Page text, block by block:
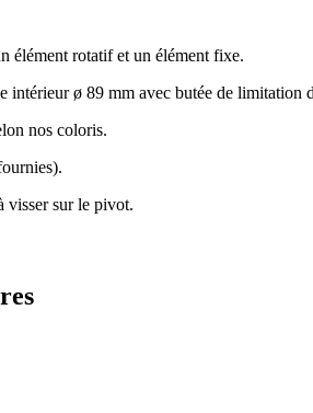
élément rotatif et un élément fixe.
intérieur ø 89 mm avec butée de
nos coloris.
visser sur le pivot.